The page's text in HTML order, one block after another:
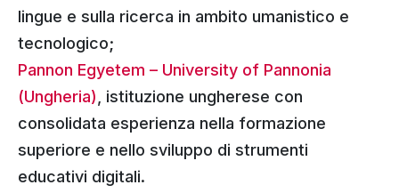
lingue e sulla ricerca in ambito umanistico e
tecnologico;
Pannon Egyetem – University of Pannonia
(Ungheria) , istituzione ungherese con
consolidata esperienza nella formazione
superiore e nello sviluppo di strumenti
educativi digitali.